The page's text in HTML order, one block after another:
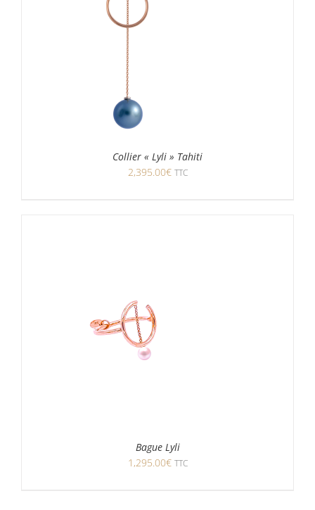
Collier « Lyli » Tahiti
2,395.00€ TTC
Bague Lyli
1,295.00€ TTC